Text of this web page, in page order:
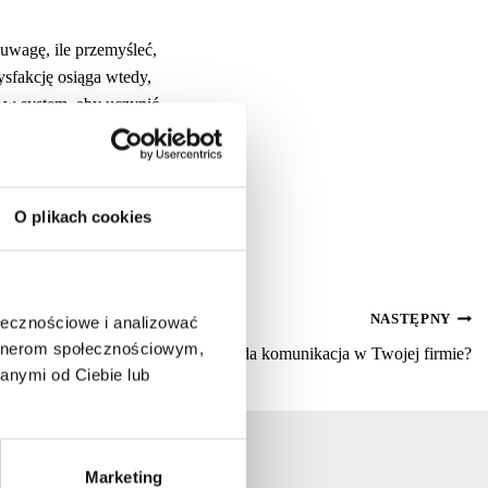
O plikach cookies
i analizować
społecznościowym,
od Ciebie lub
Marketing
ile przemyśleć,
osiąga wtedy,
system, aby uczynić
NASTĘPNY
czy wieża Babel – jak wygląda komunikacja w Twojej firmie?